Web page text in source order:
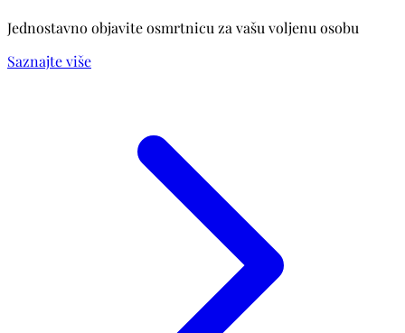
Jednostavno objavite osmrtnicu za vašu voljenu osobu
Saznajte više